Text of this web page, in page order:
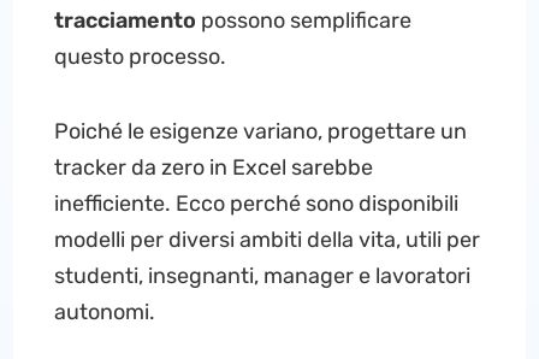
tracciamento possono semplificare
questo processo.
Poiché le esigenze variano, progettare un
tracker da zero in Excel sarebbe
inefficiente. Ecco perché sono disponibili
modelli per diversi ambiti della vita, utili per
studenti, insegnanti, manager e lavoratori
autonomi.